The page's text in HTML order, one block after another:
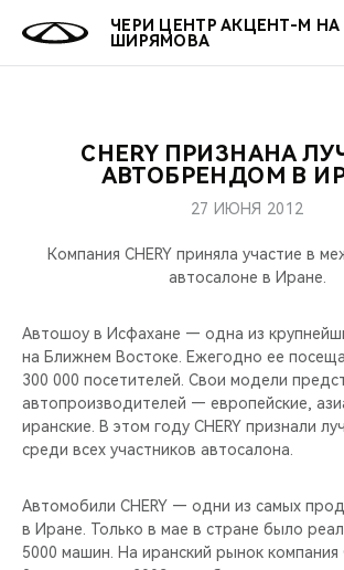
ЧЕРИ ЦЕНТР АКЦЕНТ-М НА
ШИРЯМОВА
МОДЕЛИ
СЕДАНЫ
НОВИНКИ
ПОКУПАТЕЛЯМ
КРЕДИТ И СТРАХОВАНИЕ
ВЛАДЕЛЬЦАМ
ЗАПЧАСТИ И АКСЕССУАРЫ
ПОДДЕРЖКА
CHERY CONNECT
МИР CHERY
CHERY В СОЦСЕТЯХ
ЛЮДИ CHERY
CHERY REMOTE
CHERY И СПОРТ
АКЦИИ
ОНЛАЙН СЕРВИСЫ
О КОМПАНИИ
CHERY ПРИЗНАНА
АВТОБРЕНДОМ В
27 ИЮНЯ 2012
Компания CHERY приняла участие в
автосалоне в Иране.
Автошоу в Исфахане — одна из
на Ближнем Востоке. Ежегодно ее
300 000 посетителей. Свои модели
автопроизводителей — европейские,
иранские. В этом году CHERY признали
среди всех участников автосалона.
Автомобили CHERY — одни из самых
в Иране. Только в мае в стране было
5000 машин. На иранский рынок компания